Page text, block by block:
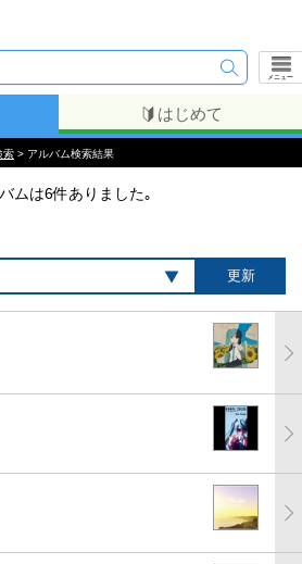
メニュー
はじめて
索 > アルバム検索結果
ムは6件ありました｡